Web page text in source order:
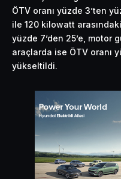
ÖTV oranı yüzde 3’ten
ile 120 kilowatt
yüzde 7’den 25’e, motor
araçlarda ise ÖTV oranı
yükseltildi.